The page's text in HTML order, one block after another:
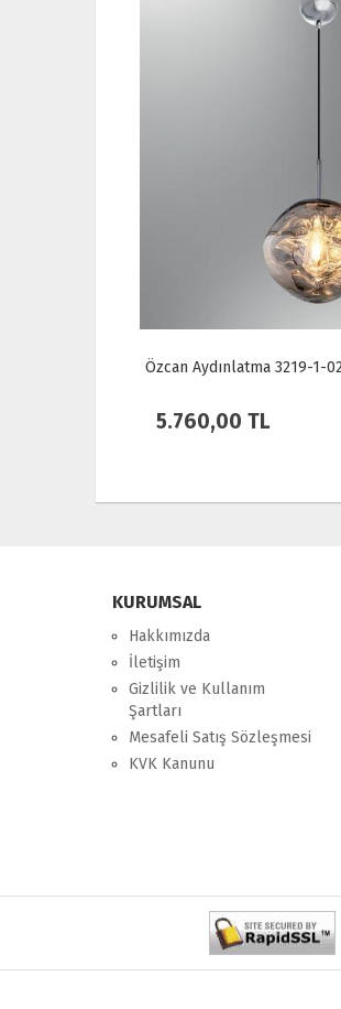
1-02 K.Sarkıt Krom
Özcan
KURUMSAL
Hakkımızda
İletişim
Gizlilik ve Kullanım
Şartları
Mesafeli Satış Sözleşmesi
KVK Kanunu